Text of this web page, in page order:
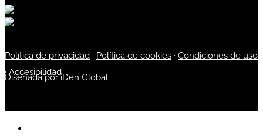
Política de privacidad · Política de cookies · Condiciones de uso
·Accesibilidad
Diseñada poriDen Global